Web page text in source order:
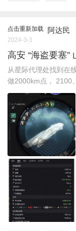
点击重新加载 阿达民
2024-3-3
高安 “海盗要塞”
从星际代理处找到在
做2000km点， 2100